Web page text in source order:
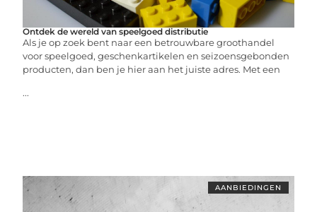
Ontdek de wereld van speelgoed distributie
Als je op zoek bent naar een betrouwbare groothandel
voor speelgoed, geschenkartikelen en seizoensgebonden
producten, dan ben je hier aan het juiste adres. Met een
...
AANBIEDINGEN